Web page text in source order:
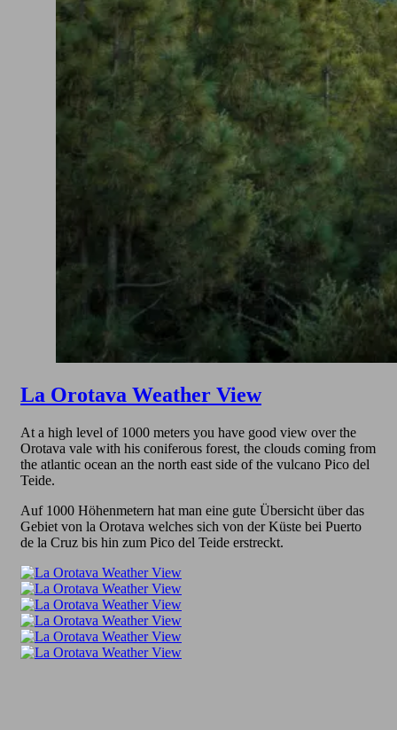
La Orotava Weather View
At a high level of 1000 meters you have good view over the
Orotava vale with his coniferous forest, the clouds coming from
the atlantic ocean an the north east side of the vulcano Pico del
Teide.
Auf 1000 Höhenmetern hat man eine gute Übersicht über das
Gebiet von la Orotava welches sich von der Küste bei Puerto
de la Cruz bis hin zum Pico del Teide erstreckt.